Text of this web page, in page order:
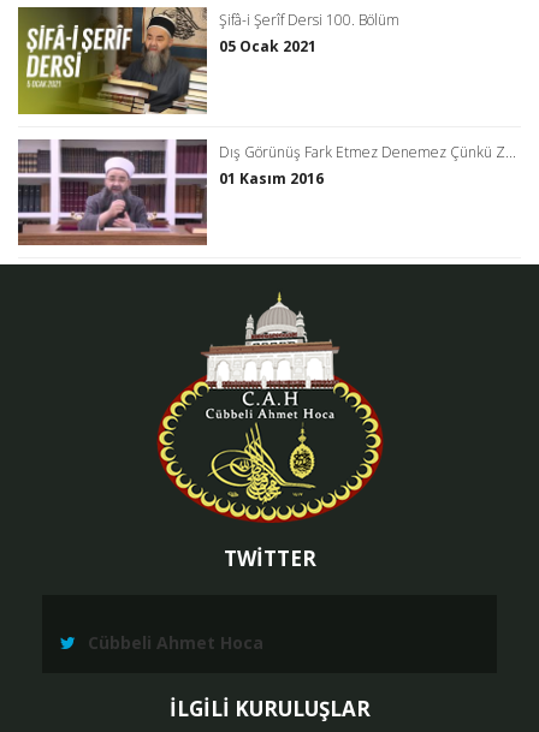
Şifâ-i Şerîf Dersi 100. Bölüm
05 Ocak 2021
Dış Görünüş Fark Etmez Denemez Çünkü Z...
01 Kasım 2016
TWİTTER
Cübbeli Ahmet Hoca
İLGİLİ KURULUŞLAR